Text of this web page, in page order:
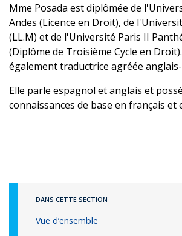
Mme Posada est diplômée de
Andes (Licence en Droit), de
(LL.M) et de l'Université Paris II
(Diplôme de Troisième Cycle en
également traductrice agréée
Elle parle espagnol et anglais et
connaissances de base en français et
DANS CETTE SECTION
Vue d’ensemble